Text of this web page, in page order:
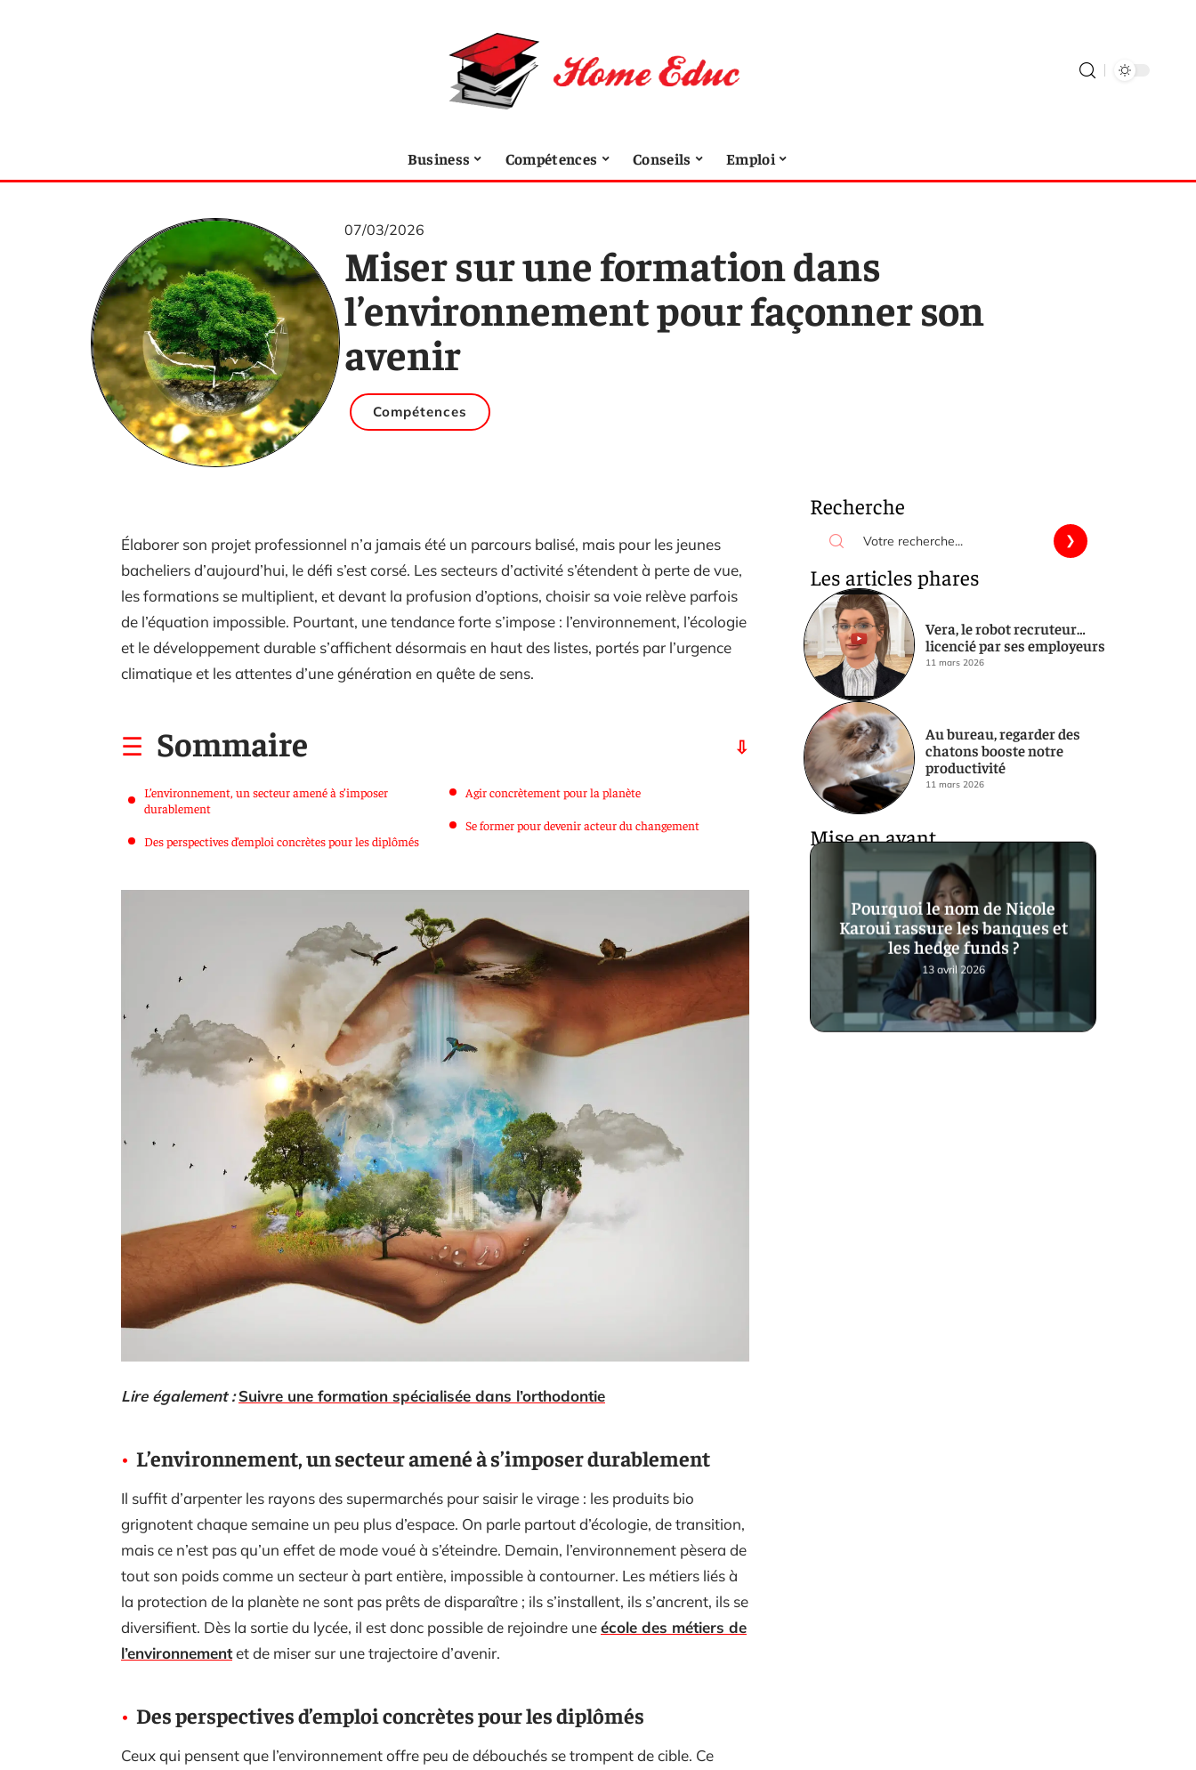
Business Compétences Conseils Emploi
07/03/2026
Miser sur une formation dans
l’environnement pour façonner son
avenir
Compétences
Élaborer son projet professionnel n’a jamais été un parcours balisé, mais pour les jeunes
bacheliers d’aujourd’hui, le défi s’est corsé. Les secteurs d’activité s’étendent à perte de vue,
les formations se multiplient, et devant la profusion d’options, choisir sa voie relève parfois
de l’équation impossible. Pourtant, une tendance forte s’impose : l’environnement, l’écologie
et le développement durable s’affichent désormais en haut des listes, portés par l’urgence
climatique et les attentes d’une génération en quête de sens.
Sommaire
L’environnement, un secteur amené à s’imposer
durablement
Des perspectives d’emploi concrètes pour les diplômés
Agir concrètement pour la planète
Se former pour devenir acteur du changement
Lire également : Suivre une formation spécialisée dans l’orthodontie
L’environnement, un secteur amené à s’imposer durablement
Il suffit d’arpenter les rayons des supermarchés pour saisir le virage : les produits bio
grignotent chaque semaine un peu plus d’espace. On parle partout d’écologie, de transition,
mais ce n’est pas qu’un effet de mode voué à s’éteindre. Demain, l’environnement pèsera de
tout son poids comme un secteur à part entière, impossible à contourner. Les métiers liés à
la protection de la planète ne sont pas prêts de disparaître ; ils s’installent, ils s’ancrent, ils se
diversifient. Dès la sortie du lycée, il est donc possible de rejoindre uneécole des métiers de
l’environnementet de miser sur une trajectoire d’avenir.
Des perspectives d’emploi concrètes pour les diplômés
Ceux qui pensent que l’environnement offre peu de débouchés se trompent de cible. Ce
Recherche
Les articles phares
Vera, le robot recruteur…
licencié par ses employeurs
11 mars 2026
Au bureau, regarder des
chatons booste notre
productivité
11 mars 2026
Mise en avant
Pourquoi le nom de Nicole
Karoui rassure les banques et
les hedge funds ?
13 avril 2026